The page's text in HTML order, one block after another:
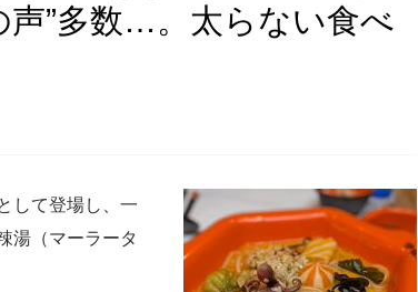
声”多数…。太らない食べ
して登場し、一
湯（マーラータ